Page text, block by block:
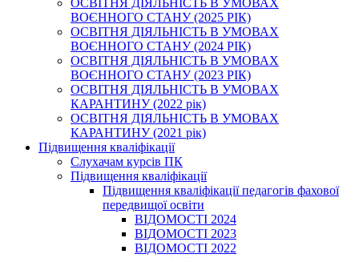
ОСВІТНЯ ДІЯЛЬНІСТЬ В УМОВАХ
ВОЄННОГО СТАНУ (2025 РІК)
ОСВІТНЯ ДІЯЛЬНІСТЬ В УМОВАХ
ВОЄННОГО СТАНУ (2024 РІК)
ОСВІТНЯ ДІЯЛЬНІСТЬ В УМОВАХ
ВОЄННОГО СТАНУ (2023 РІК)
ОСВІТНЯ ДІЯЛЬНІСТЬ В УМОВАХ
КАРАНТИНУ (2022 рік)
ОСВІТНЯ ДІЯЛЬНІСТЬ В УМОВАХ
КАРАНТИНУ (2021 рік)
Підвищення кваліфікації
Слухачам курсів ПК
Підвищення кваліфікації
Підвищення кваліфікації педагогів фахової
передвищої освіти
ВІДОМОСТІ 2024
ВІДОМОСТІ 2023
ВІДОМОСТІ 2022